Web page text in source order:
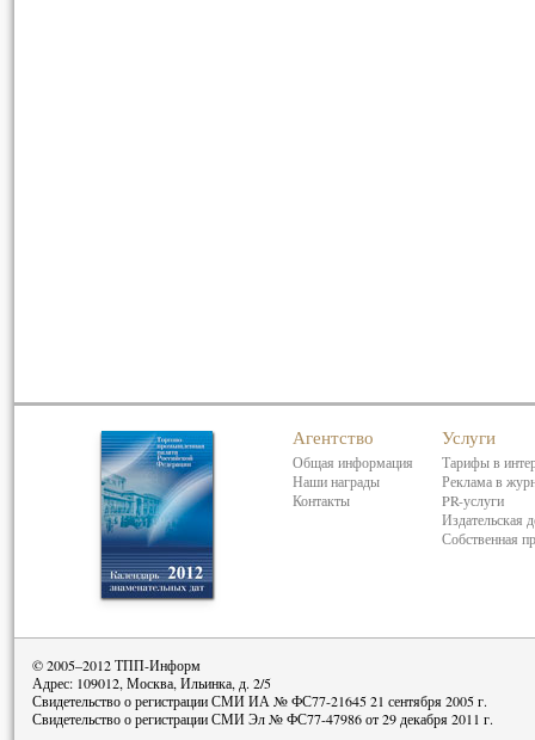
Агентство
Общая информация
Наши награды
Контакты
Услуги
Тарифы в
Реклама в
PR-услуги
Издательская
Собственная
© 2005–2012 ТПП-Информ
Адрес: 109012, Москва, Ильинка, д. 2/5
Свидетельство о регистрации СМИ ИА № ФС77-21645 21 сентября 2005 г.
Свидетельство о регистрации СМИ Эл № ФС77-47986 от 29 декабря 2011 г.